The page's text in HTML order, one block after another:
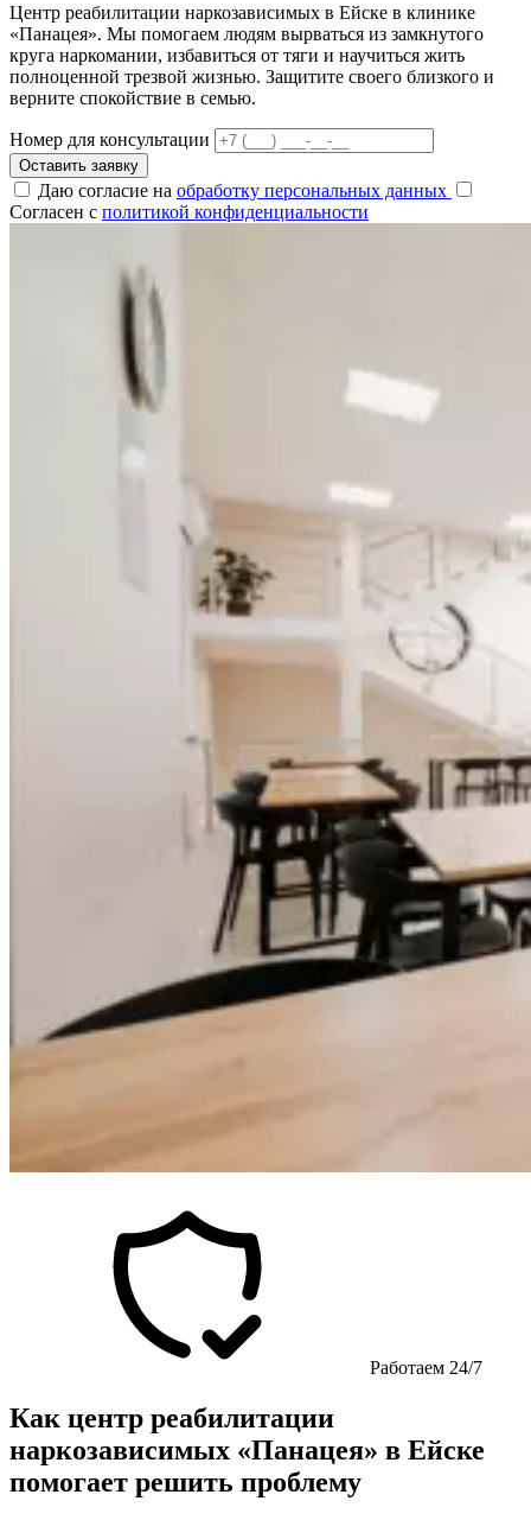
Центр реабилитации наркозависимых в Ейске в клинике
«Панацея». Мы помогаем людям вырваться из замкнутого
круга наркомании, избавиться от тяги и научиться жить
полноценной трезвой жизнью. Защитите своего близкого и
верните спокойствие в семью.
Номер для консультации
Оставить заявку
Даю согласие на обработку персональных данных
Согласен с политикой конфиденциальности
Работаем 24/7
Как центр реабилитации
наркозависимых «Панацея» в Ейске
помогает решить проблему